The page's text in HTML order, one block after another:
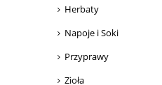
Herbaty
Napoje i Soki
Przyprawy
Zioła